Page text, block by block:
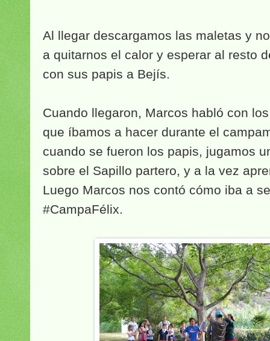
Al llegar descargamos las maletas y
a quitarnos el calor y esperar al resto
con sus papis a Bejís.
Cuando llegaron, Marcos habló con
que íbamos a hacer durante el
cuando se fueron los papis, jugamos
sobre el Sapillo partero, y a la vez
Luego Marcos nos contó cómo iba a
#CampaFélix.